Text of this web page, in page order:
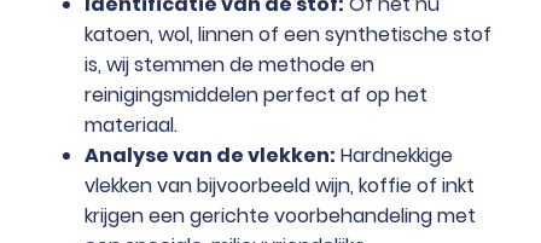
katoen, wol, linnen of een synthetische stof
is, wij stemmen de methode en
reinigingsmiddelen perfect af op het
materiaal.
Analyse van de vlekken: Hardnekkige
vlekken van bijvoorbeeld wijn, koffie of inkt
krijgen een gerichte voorbehandeling met